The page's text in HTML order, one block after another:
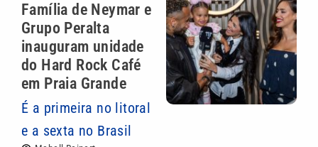
Família de Neymar e
Grupo Peralta
inauguram unidade
do Hard Rock Café
em Praia Grande
É a primeira no litoral
e a sexta no Brasil